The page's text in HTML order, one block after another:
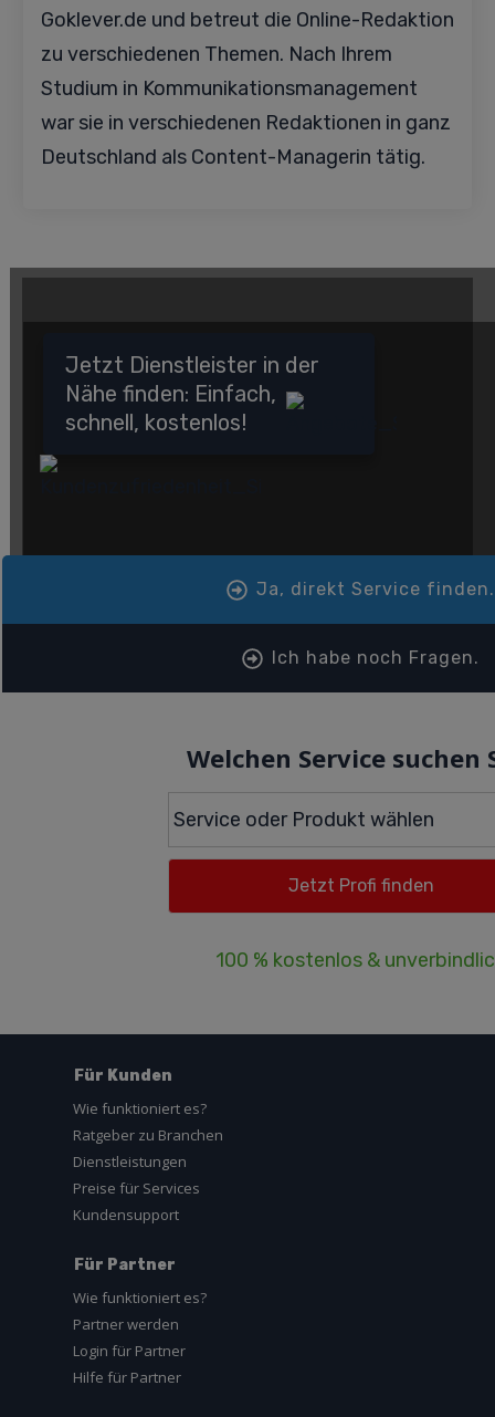
Goklever.de und betreut die Online-Redaktion
zu verschiedenen Themen. Nach Ihrem
Studium in Kommunikationsmanagement
war sie in verschiedenen Redaktionen in ganz
Deutschland als Content-Managerin tätig.
Jetzt Dienstleister in der
Nähe finden: Einfach,
schnell, kostenlos!
Ja, direkt Service finden.
Ich habe noch Fragen.
Welchen Service suchen
100 % kostenlos &
Für Kunden
Wie funktioniert es?
Ratgeber zu Branchen
Dienstleistungen
Preise für Services
Kundensupport
Für Partner
Wie funktioniert es?
Partner werden
Login für Partner
Hilfe für Partner